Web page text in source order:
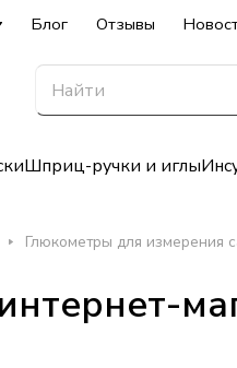
Блог Отзывы
Шприц-ручки и иглы
Глюкометры для измерения